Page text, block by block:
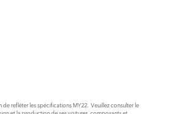
refléter les spécifications MY22. Veuillez consulter le